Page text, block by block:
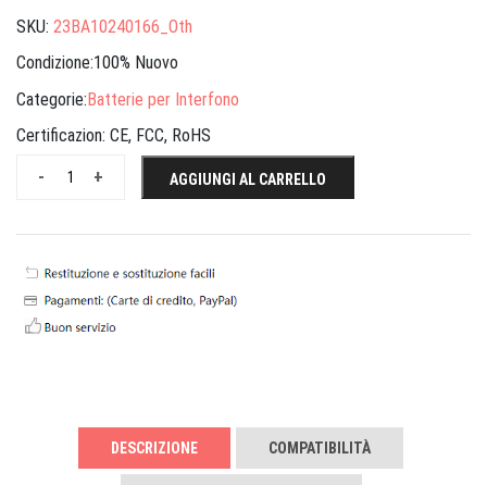
SKU: 23BA10240166_Oth
Condizione:100% Nuovo
Categorie:Batterie per Interfono
Certificazion: CE, FCC, RoHS
+
- AGGIUNGI AL CARRELLO
DESCRIZIONE COMPATIBILITÀ